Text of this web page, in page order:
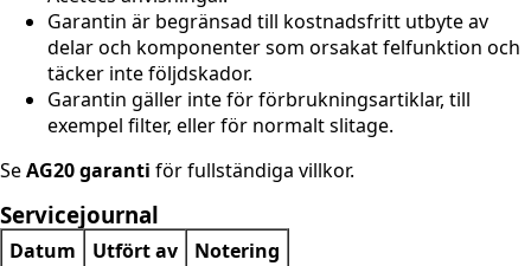
Garantin är begränsad till kostnadsfritt utbyte av
delar och komponenter som orsakat felfunktion och
täcker inte följdskador.
Garantin gäller inte för förbrukningsartiklar, till
exempel filter, eller för normalt slitage.
SeAG20 garanti för fullständiga villkor.
Servicejournal
Datum Utfört av Notering